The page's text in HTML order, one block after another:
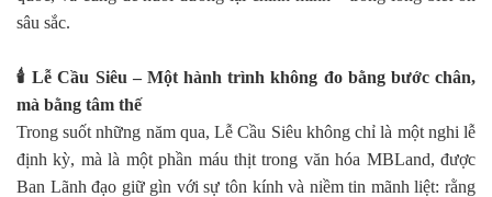
sâu sắc.
🕯️ Lễ Cầu Siêu – Một hành trình không đo bằng bước chân,
mà bằng tâm thế
Trong suốt những năm qua, Lễ Cầu Siêu không chỉ là một nghi lễ
định kỳ, mà là một phần máu thịt trong văn hóa MBLand, được
Ban Lãnh đạo giữ gìn với sự tôn kính và niềm tin mãnh liệt: rằng